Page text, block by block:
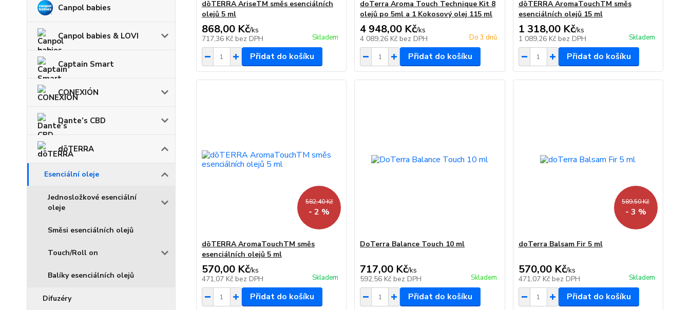
Canpol babies
Canpol babies & LOVI
Captain Smart
CONEXIÓN
Dante’s CBD
dōTERRA
Esenciální oleje
Jednosložkové esenciální
oleje
Směsi esenciálních olejů
Touch/Roll on
Balíky esenciálních olejů
Difuzéry
dōTERRA AriseTM směs esenciálních
olejů 5 ml
868,00 Kč/ks
717,36 Kč bez DPH Skladem
Přidat do košíku
doTerra Aroma Touch Technique Kit 8
olejů po 5ml a 1 Kokosový olej 115 ml
4 948,00 Kč/ks
4 089,26 Kč bez DPH Do 3 dnů
Přidat do košíku
dōTERRA AromaTouchTM směs
esenciálních olejů 15 ml
1 318,00 Kč/ks
1 089,26 Kč bez DPH Skladem
Přidat do košíku
582,40 Kč
- 2 %
dōTERRA AromaTouchTM směs
esenciálních olejů 5 ml
570,00 Kč/ks
471,07 Kč bez DPH Skladem
Přidat do košíku
DoTerra Balance Touch 10 ml
717,00 Kč/ks
592,56 Kč bez DPH Skladem
Přidat do košíku
589,50 Kč
- 3 %
doTerra Balsam Fir 5 ml
570,00 Kč/ks
471,07 Kč bez DPH Skladem
Přidat do košíku